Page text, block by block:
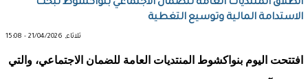
انطلاق المنتديات العامة للضمان الاجتماعي بنواكشوط لبحث
الاستدامة المالية وتوسيع التغطية
ثلاثاء, 21/04/2026 - 15:08
افتتحت اليوم بنواكشوط المنتديات العامة للضمان الاجتماعي، والتي